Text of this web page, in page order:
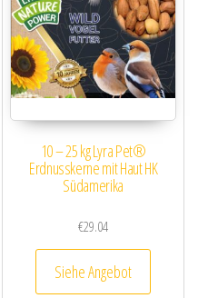
10 – 25 kg Lyra Pet®
Erdnusskerne mit Haut HK
Südamerika
€29.04
Siehe Angebot